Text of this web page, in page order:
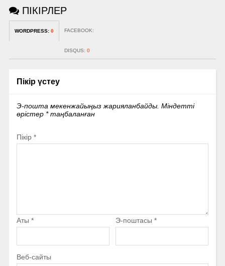
ПІКІРЛЕР
WORDPRESS: 0 FACEBOOK:
DISQUS: 0
Пікір үстеу
Э-пошта мекенжайыңыз жарияланбайды. Міндетті
өрістер *таңбаланған
Пікір *
Аты * Э-поштасы *
Веб-сайты